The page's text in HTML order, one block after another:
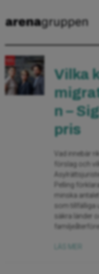
Vilka
n –
pris
Vad innebär
förslag och
Pelling
minska
som tillfälliga
säkra länder